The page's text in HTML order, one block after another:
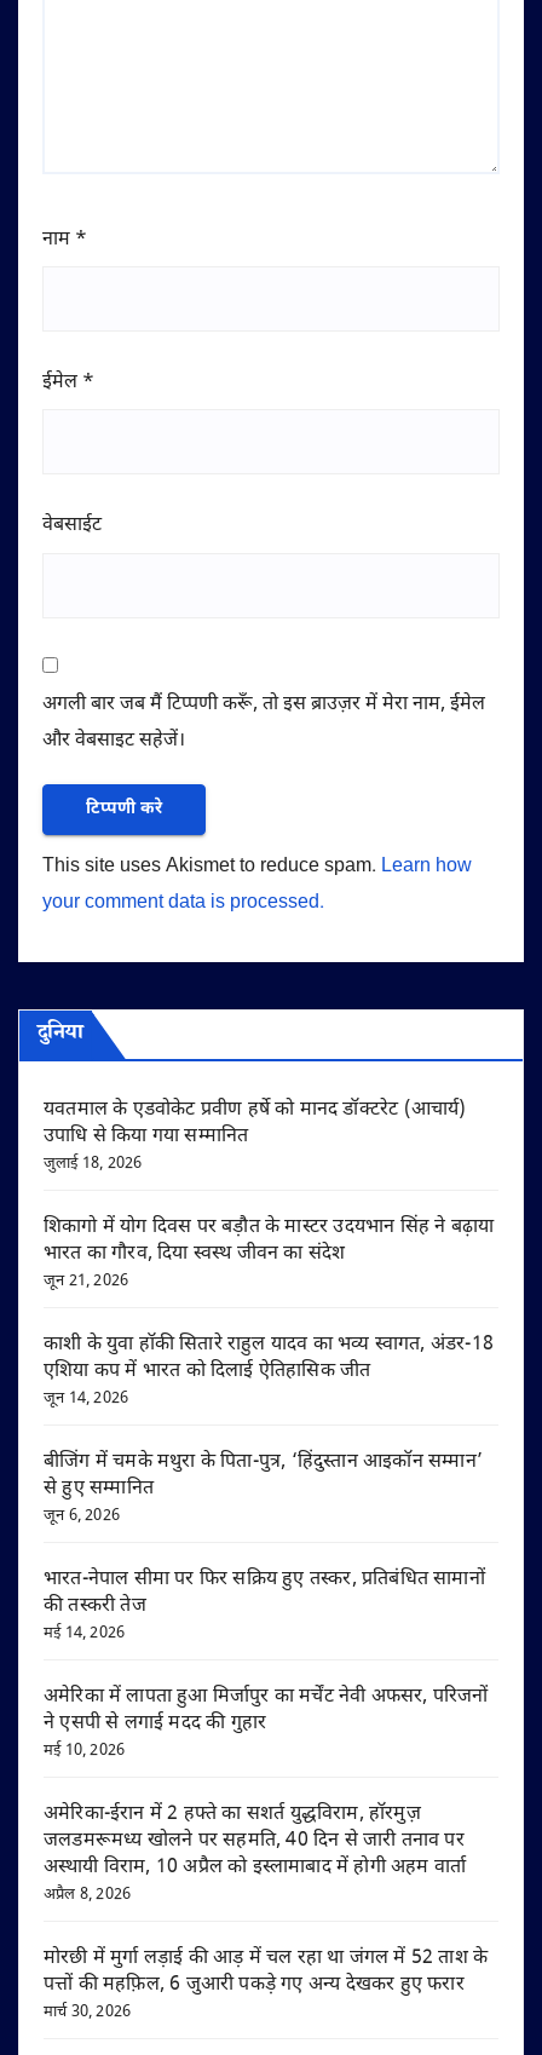
नाम *
ईमेल *
वेबसाईट
अगली बार जब मैं टिप्पणी करूँ, तो इस ब्राउज़र में मेरा नाम, ईमेल
और वेबसाइट सहेजें।
This site uses Akismet to reduce spam. Learn how
your comment data is processed.
दुनिया
यवतमाल के एडवोकेट प्रवीण हर्षे को मानद डॉक्टरेट (आचार्य)
उपाधि से किया गया सम्मानित
जुलाई 18, 2026
शिकागो में योग दिवस पर बड़ौत के मास्टर उदयभान सिंह ने बढ़ाया
भारत का गौरव, दिया स्वस्थ जीवन का संदेश
जून 21, 2026
काशी के युवा हॉकी सितारे राहुल यादव का भव्य स्वागत, अंडर-18
एशिया कप में भारत को दिलाई ऐतिहासिक जीत
जून 14, 2026
बीजिंग में चमके मथुरा के पिता-पुत्र, ‘हिंदुस्तान आइकॉन सम्मान’
से हुए सम्मानित
जून 6, 2026
भारत-नेपाल सीमा पर फिर सक्रिय हुए तस्कर, प्रतिबंधित सामानों
की तस्करी तेज
मई 14, 2026
अमेरिका में लापता हुआ मिर्जापुर का मर्चेंट नेवी अफसर, परिजनों
ने एसपी से लगाई मदद की गुहार
मई 10, 2026
अमेरिका-ईरान में 2 हफ्ते का सशर्त युद्धविराम, हॉरमुज़
जलडमरूमध्य खोलने पर सहमति, 40 दिन से जारी तनाव पर
अस्थायी विराम, 10 अप्रैल को इस्लामाबाद में होगी अहम वार्ता
अप्रैल 8, 2026
मोरछी में मुर्गा लड़ाई की आड़ में चल रहा था जंगल में 52 ताश के
पत्तों की महफ़िल, 6 जुआरी पकड़े गए अन्य देखकर हुए फरार
मार्च 30, 2026